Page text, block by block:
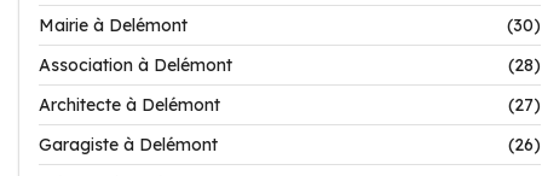
Mairie à Delémont
(30)
Association à Delémont
(28)
Architecte à Delémont
(27)
Garagiste à Delémont
(26)